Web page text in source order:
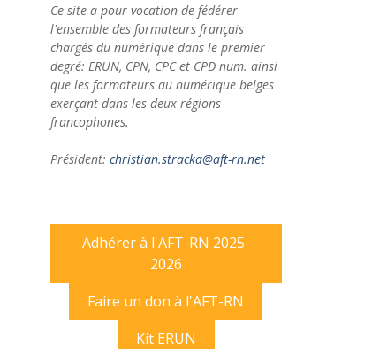
Ce site a pour vocation de fédérer
l'ensemble des formateurs français
chargés du numérique dans le premier
degré: ERUN, CPN, CPC et CPD num. ainsi
que les formateurs au numérique belges
exerçant dans les deux régions
francophones.
Président: christian.stracka@aft-rn.net
Adhérer à l'AFT-RN 2025-
2026
Faire un don à l'AFT-RN
Kit ERUN